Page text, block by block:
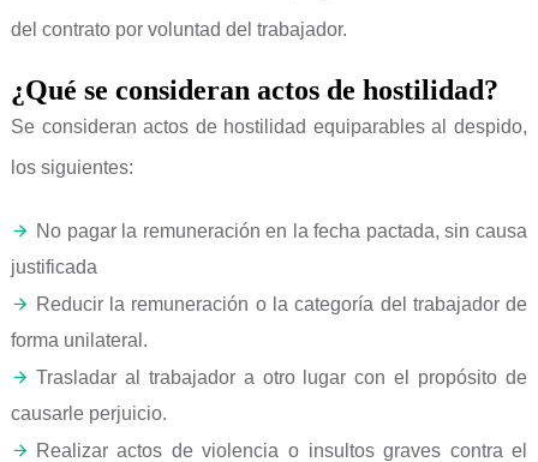
del contrato por voluntad del trabajador.
¿Qué se consideran actos de hostilidad?
Se consideran actos de hostilidad equiparables al despido,
los siguientes:
No pagar la remuneración en la fecha pactada, sin causa
justificada
Reducir la remuneración o la categoría del trabajador de
forma unilateral.
Trasladar al trabajador a otro lugar con el propósito de
causarle perjuicio.
Realizar actos de violencia o insultos graves contra el